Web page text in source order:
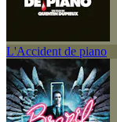
L'Accident de piano